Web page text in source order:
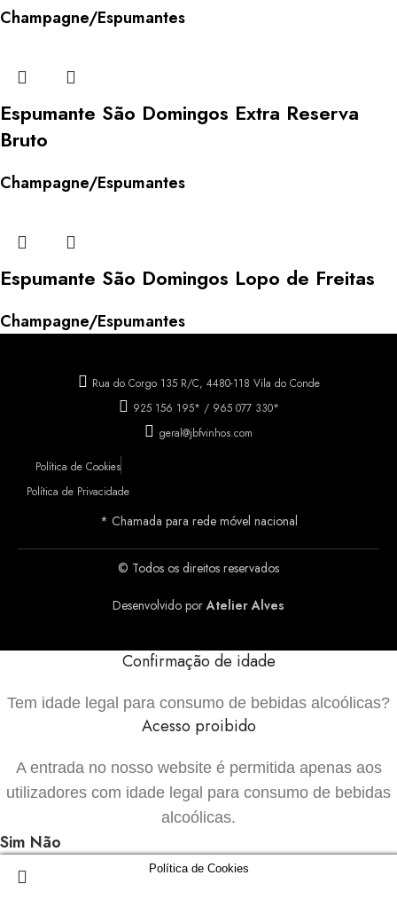
Champagne/Espumantes
Espumante São Domingos Extra Reserva
Bruto
Champagne/Espumantes
Espumante São Domingos Lopo de Freitas
Champagne/Espumantes
Rua do Corgo 135 R/C, 4480-118 Vila do Conde
925 156 195* / 965 077 330*
geral@jbfvinhos.com
Política de Cookies
Política de Privacidade
* Chamada para rede móvel nacional
© Todos os direitos reservados
Desenvolvido porAtelier Alves
Confirmação de idade
Tem idade legal para consumo de bebidas alcoólicas?
Acesso proibido
A entrada no nosso website é permitida apenas aos
utilizadores com idade legal para consumo de bebidas
alcoólicas.
Sim Não
Política de Cookies